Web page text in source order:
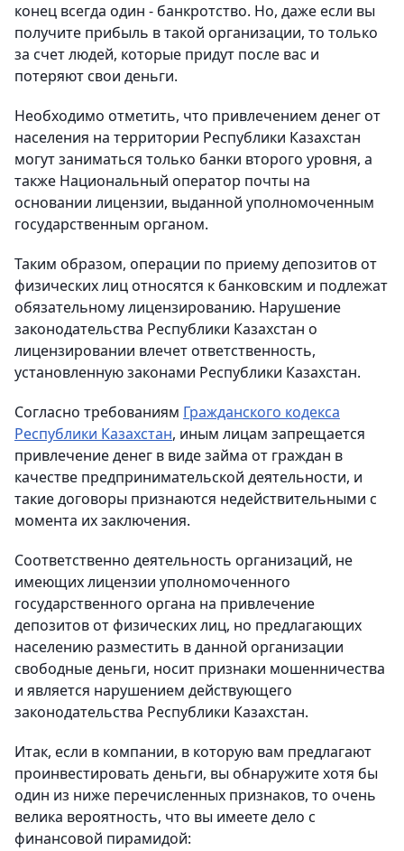
конец всегда один - банкротство. Но, даже если вы
получите прибыль в такой организации, то только
за счет людей, которые придут после вас и
потеряют свои деньги.
Необходимо отметить, что привлечением денег от
населения на территории Республики Казахстан
могут заниматься только банки второго уровня, а
также Национальный оператор почты на
основании лицензии, выданной уполномоченным
государственным органом.
Таким образом, операции по приему депозитов от
физических лиц относятся к банковским и подлежат
обязательному лицензированию. Нарушение
законодательства Республики Казахстан о
лицензировании влечет ответственность,
установленную законами Республики Казахстан.
Согласно требованиям Гражданского кодекса
Республики Казахстан, иным лицам запрещается
привлечение денег в виде займа от граждан в
качестве предпринимательской деятельности, и
такие договоры признаются недействительными с
момента их заключения.
Соответственно деятельность организаций, не
имеющих лицензии уполномоченного
государственного органа на привлечение
депозитов от физических лиц, но предлагающих
населению разместить в данной организации
свободные деньги, носит признаки мошенничества
и является нарушением действующего
законодательства Республики Казахстан.
Итак, если в компании, в которую вам предлагают
проинвестировать деньги, вы обнаружите хотя бы
один из ниже перечисленных признаков, то очень
велика вероятность, что вы имеете дело с
финансовой пирамидой: